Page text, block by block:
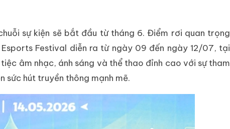
sự kiện sẽ bắt đầu từ tháng 6. Điểm rơi quan trọng
Festival diễn ra từ ngày 09 đến ngày 12/07, tại
âm nhạc, ánh sáng và thể thao đỉnh cao với sự tham
sức hút truyền thông mạnh mẽ.